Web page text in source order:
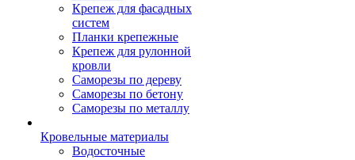
Крепеж для фасадных
систем
Планки крепежные
Крепеж для рулонной
кровли
Саморезы по дереву
Саморезы по бетону
Саморезы по металлу
Кровельные материалы
Водосточные